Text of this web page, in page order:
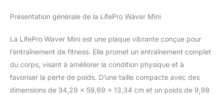
prédéfinis, cette plateforme vibrante
musculaire et articulaire tout en soutenant
un mode de vie actif. PUISSANTE ET
PORTABLE : Son moteur haute performance
de 200 W offre 99 niveaux de vitesse.
Surface antidérapante, écran intuitif et
fonctionnement silencieux pour un
Présentation générale de la LifePro Waver Mini
La LifePro Waver Mini est une plaque vibrante conçue pour
l’entraînement de fitness. Elle promet un entraînement complet
du corps, visant à améliorer la condition physique et à
favoriser la perte de poids. D’une taille compacte avec des
dimensions de 34,29 x 59,69 x 13,34 cm et un poids de 9,98